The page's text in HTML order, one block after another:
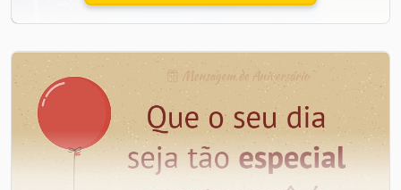
Felicidades Irmão
Felicidades irmão!
Muitos anos de vida, muita paz, amor, realizações e